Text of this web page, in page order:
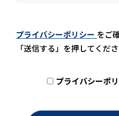
プライバシーポリシー をご
「送信する」を押してくださ
プライバシーポ